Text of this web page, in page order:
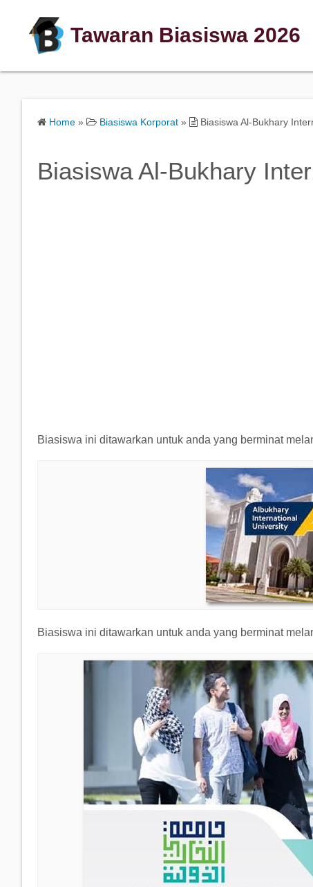
Tawaran Biasiswa 2026
Home » Biasiswa Korporat » Biasiswa Al-Bukhary
Biasiswa Al-Bukhary
Biasiswa ini ditawarkan untuk anda yang berminat
Biasiswa ini ditawarkan untuk anda yang berminat